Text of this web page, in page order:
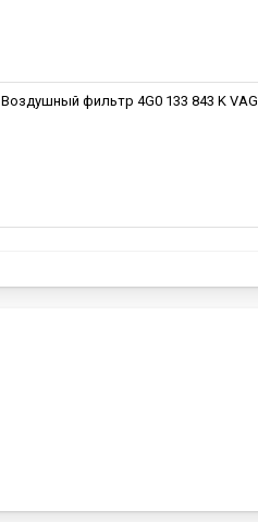
Воздушный фильтр 4G0 133 843 K VAG